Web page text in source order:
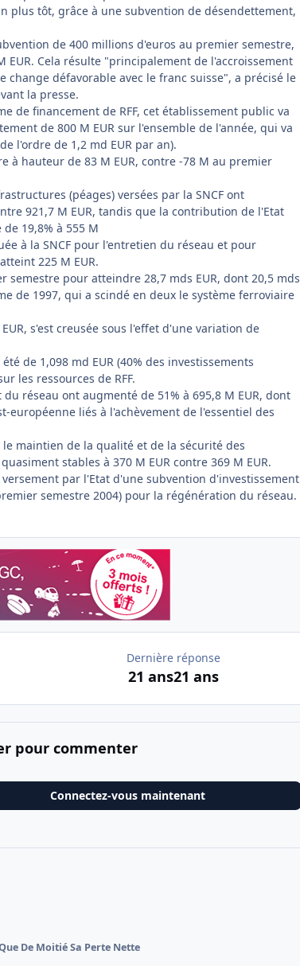
plus tôt, grâce à une subvention de désendettement,
de 400 millions d'euros au premier semestre,
EUR. Cela résulte "principalement de l'accroissement
change défavorable avec le franc suisse", a précisé le
la presse.
de financement de RFF, cet établissement public va
de 800 M EUR sur l'ensemble de l'année, qui va
l'ordre de 1,2 md EUR par an).
à hauteur de 83 M EUR, contre -78 M au premier
(péages) versées par la SNCF ont
921,7 M EUR, tandis que la contribution de l'Etat
19,8% à 555 M
à la SNCF pour l'entretien du réseau et pour
225 M EUR.
semestre pour atteindre 28,7 mds EUR, dont 20,5 mds
de 1997, qui a scindé en deux le système ferroviaire
s'est creusée sous l'effet d'une variation de
de 1,098 md EUR (40% des investissements
les ressources de RFF.
réseau ont augmenté de 51% à 695,8 M EUR, dont
européenne liés à l'achèvement de l'essentiel des
maintien de la qualité et de la sécurité des
stables à 370 M EUR contre 369 M EUR.
par l'Etat d'une subvention d'investissement
semestre 2004) pour la régénération du réseau.
Dernière réponse
21 ans21 ans
pour commenter
Connectez-vous maintenant
De Moitié Sa Perte Nette